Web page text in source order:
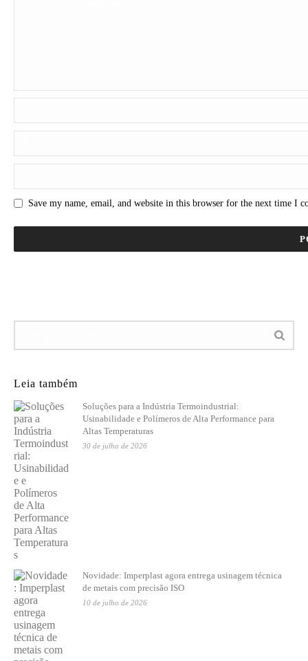
Save my name, email, and website in this browser for the next time I
Leia também
Soluções para a Indústria Termoindustrial:
Usinabilidade e Polímeros de Alta Performance para
Altas Temperaturas
30 de julho de 2026
Novidade: Imperplast agora entrega usinagem técnica
de metais com precisão ISO
10 de julho de 2026